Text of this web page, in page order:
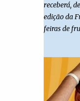
receberá,
edição da
feiras de
com
técnicas a